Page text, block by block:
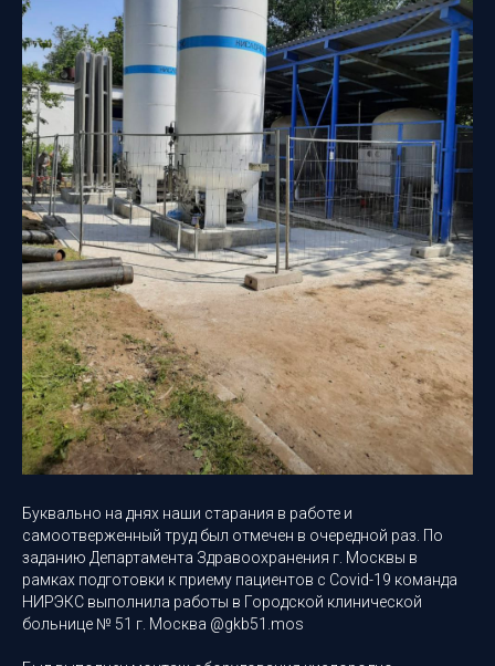
Буквально на днях наши старания в работе и
самоотверженный труд был отмечен в очередной раз. По
заданию Департамента Здравоохранения г. Москвы в
рамках подготовки к приему пациентов с Covid-19 команда
НИРЭКС выполнила работы в Городской клинической
больнице № 51 г. Москва @gkb51.mos